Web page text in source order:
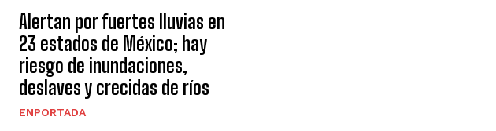
Alertan por fuertes lluvias en
23 estados de México; hay
riesgo de inundaciones,
deslaves y crecidas de ríos
ENPORTADA